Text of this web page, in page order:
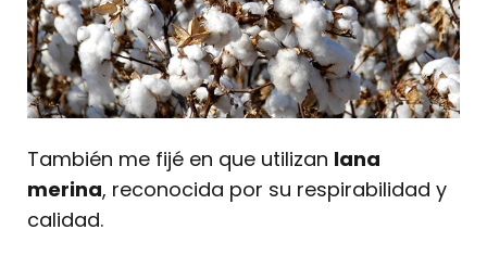
También me fijé en que utilizan lana
merina, reconocida por su respirabilidad y
calidad.